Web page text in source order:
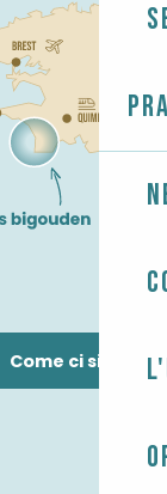
Come ci si